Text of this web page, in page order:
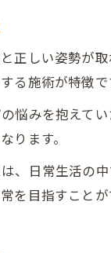
整体後
自宅ケ
整体効
整体を
なぜ意識次
正しい姿勢が
る施術が特徴で
悩みを抱えて
ります。
、日常生活の
を目指すことが